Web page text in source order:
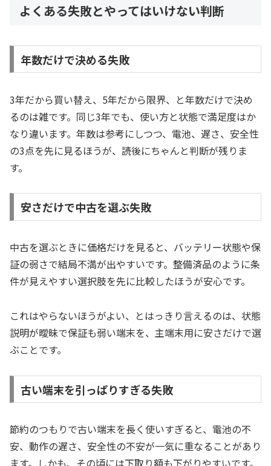
よくある失敗とやってはいけない判断
年数だけで決める失敗
3年だから買い替え、5年だから限界、と年数だけで決め
るのは雑です。同じ3年でも、使い方と状態で満足度はか
なり違います。年数は参考にしつつ、電池、遅さ、安全性
の3点を先に見るほうが、読後にちゃんと判断が残りま
す。
安さだけで中古を選ぶ失敗
中古を選ぶときに価格だけを見ると、バッテリー状態や保
証の弱さで結局不満が出やすいです。整備済品のように条
件が見えやすい選択肢を先に比較したほうが安心です。
これはやらないほうがよい、とはっきり言えるのは、状態
説明が曖昧で保証も弱い端末を、主端末用に安さだけで選
ぶことです。
古い端末を引っぱりすぎる失敗
節約のつもりで古い端末を長く使いすぎると、電池の不
安、動作の遅さ、安全性の不安が一気に重なることがあり